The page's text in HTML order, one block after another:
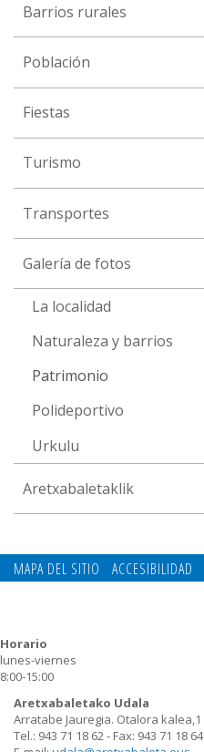
Barrios rurales
Población
Fiestas
Turismo
Transportes
Galería de fotos
La localidad
Naturaleza y barrios
Patrimonio
Polideportivo
Urkulu
Aretxabaletaklik
MAPA DEL SITIO ACCESIBILIDAD
Aretxabaletako Udala
Arratabe Jauregia. Otalora kalea,1
Tel.: 943 71 18 62 - Fax: 943 71 18 64
Horario
lunes-viernes
8:00-15:00